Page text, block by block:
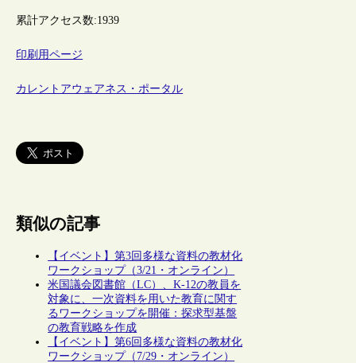
累計アクセス数:1939
印刷用ページ
カレントアウェアネス・ポータル
類似の記事
【イベント】第3回多様な資料の教材化
ワークショップ（3/21・オンライン）
米国議会図書館（LC）、K-12の教員を
対象に、一次資料を用いた教育に関す
るワークショップを開催：探求型基盤
の教育戦略を作成
【イベント】第6回多様な資料の教材化
ワークショップ（7/29・オンライン）